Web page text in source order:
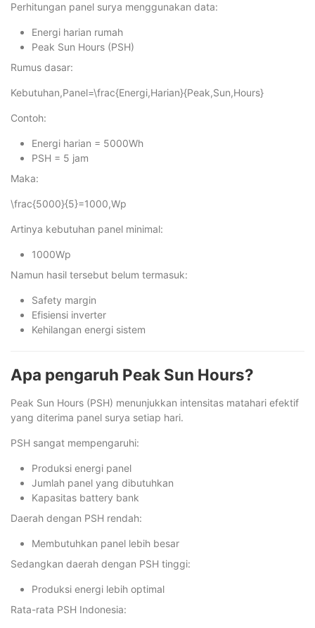
Perhitungan panel surya menggunakan data:
Energi harian rumah
Peak Sun Hours (PSH)
Rumus dasar:
Kebutuhan,Panel=\frac{Energi,Harian}{Peak,Sun,Hours}
Contoh:
Energi harian = 5000Wh
PSH = 5 jam
Maka:
\frac{5000}{5}=1000,Wp
Artinya kebutuhan panel minimal:
1000Wp
Namun hasil tersebut belum termasuk:
Safety margin
Efisiensi inverter
Kehilangan energi sistem
Apa pengaruh Peak Sun Hours?
Peak Sun Hours (PSH) menunjukkan intensitas matahari efektif
yang diterima panel surya setiap hari.
PSH sangat mempengaruhi:
Produksi energi panel
Jumlah panel yang dibutuhkan
Kapasitas battery bank
Daerah dengan PSH rendah:
Membutuhkan panel lebih besar
Sedangkan daerah dengan PSH tinggi:
Produksi energi lebih optimal
Rata-rata PSH Indonesia: